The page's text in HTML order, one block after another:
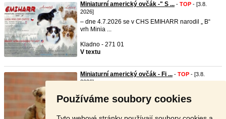
Používáme soubory cookies
Miniaturní americký ovčák -" S ... - TOP - [3.8.
2026]
– dne 4.7.2026 se v CHS EMIHARR narodil „ B“
vrh Minia ...
Kladno - 271 01
V textu
Miniaturní americký ovčák - Fi ... - TOP - [3.8.
2026]
Figgy je ...
Česká Lípa - 471 11